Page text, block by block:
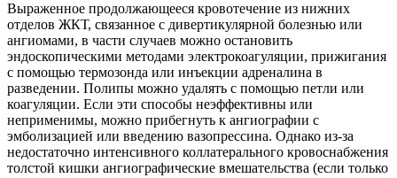
Выраженное продолжающееся кровотечение из нижних
отделов ЖКТ, связанное с дивертикулярной болезнью или
ангиомами, в части случаев можно остановить
эндоскопическими методами электрокоагуляции, прижигания
с помощью термозонда или инъекции адреналина в
разведении. Полипы можно удалять с помощью петли или
коагуляции. Если эти способы неэффективны или
неприменимы, можно прибегнуть к ангиографии с
эмболизацией или введению вазопрессина. Однако из-за
недостаточно интенсивного коллатерального кровоснабжения
толстой кишки ангиографические вмешательства (если только